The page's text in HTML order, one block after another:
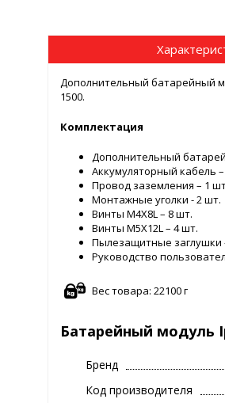
Дополнительный батарейный
1500.
Комплектация
Дополнительный
Аккумуляторный кабель
Провод заземления – 1
Монтажные уголки - 2 шт.
Винты M4X8L – 8 шт.
Винты M5X12L – 4 шт.
Пылезащитные заглушки
Руководство
Вес товара: 22100 г
Батарейный модуль
Бренд
Код производителя